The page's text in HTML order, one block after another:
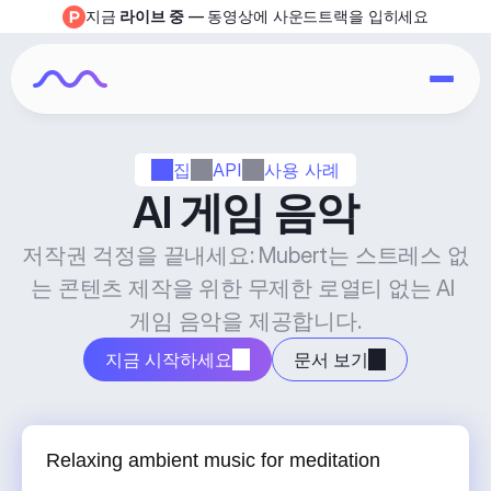
집 API 사용 사례
AI 게임 음악
저작권 걱정을 끝내세요: Mubert는 스트레스 없
는 콘텐츠 제작을 위한 무제한 로열티 없는 AI
게임 음악을 제공합니다.
지금 시작하세요 문서 보기
지금 라이브 중 — 동영상에 사운드트랙을 입히세요